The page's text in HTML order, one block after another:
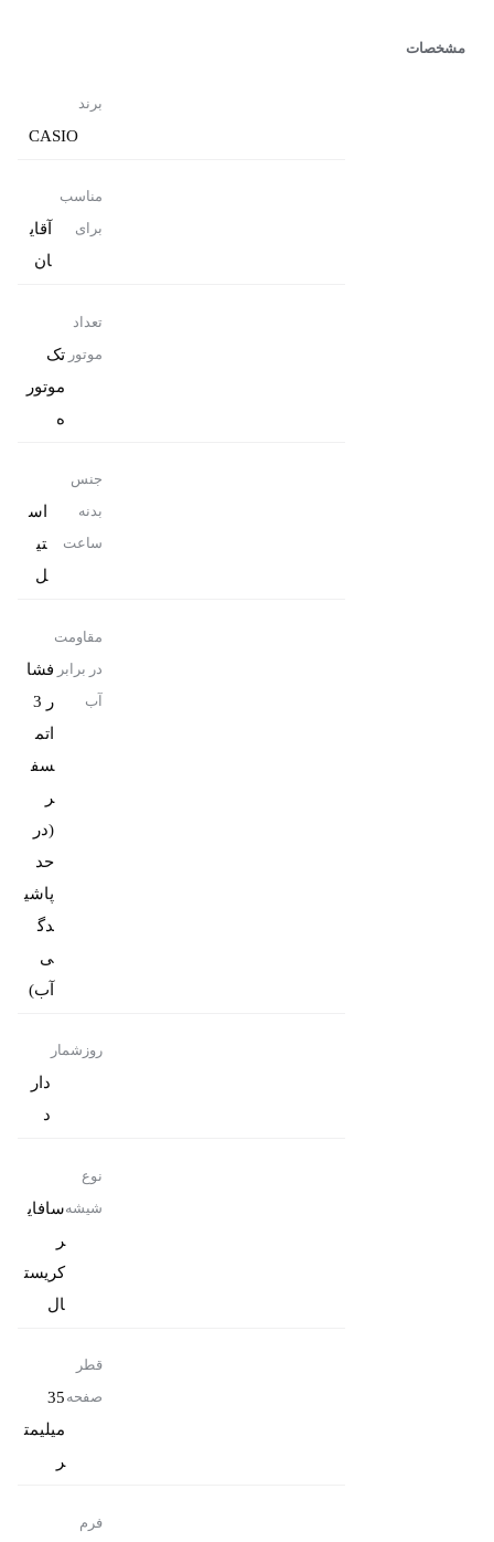
مشخصات
برند
CASIO
مناسب
برای
آقای
ان
تعداد
موتور تک
موتور
ه
جنس
بدنه
ساعت
اس
تی
ل
مقاومت
در برابر
آب
فشا
ر 3
اتم
سف
ر
(در
حد
پاشی
دگ
ی
آب)
روزشمار
دار
د
نوع
شیشهسافای
ر
کریست
ال
قطر
صفحه 35
میلیمت
ر
فرم